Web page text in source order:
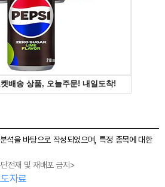
석을 바탕으로 작성되었으며, 특정 종목에 대한
재 및 재배포 금지>
자료